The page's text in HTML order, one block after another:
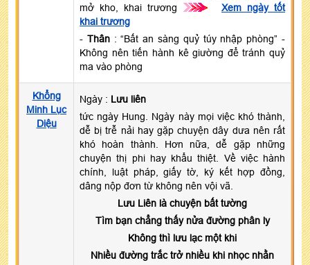
mở kho, khai trương
>>>
Xem ngày tốt
khai trương
- Thân: “Bất an sàng quỷ túy nhập phòng” -
Không nên tiến hành kê giường để tránh quỷ
ma vào phòng
Khổng
Minh Lục
Diệu
Ngày : Lưu liên
tức ngày Hung. Ngày này mọi việc khó thành,
dễ bị trễ nải hay gặp chuyện dây dưa nên rất
khó hoàn thành. Hơn nữa, dễ gặp những
chuyện thị phi hay khẩu thiệt. Về việc hành
chính, luật pháp, giấy tờ, ký kết hợp đồng,
dâng nộp đơn từ không nên vội vã.
Lưu Liên là chuyện bất tường
Tìm bạn chẳng thấy nửa đường phân ly
Không thì lưu lạc một khi
Nhiều đường trắc trở nhiều khi nhọc nhằn